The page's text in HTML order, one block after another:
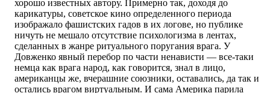
хорошо известных автору. Примерно так, доходя до
карикатуры, советское кино определенного периода
изображало фашистских гадов в их логове, но публике
ничуть не мешало отсутствие психологизма в лентах,
сделанных в жанре ритуального поругания врага. У
Довженко явный перебор по части ненависти — все-таки
немца как врага народ, как говорится, знал в лицо,
американцы же, вчерашние союзники, оставались, да так и
остались врагом виртуальным. И сама Америка парила